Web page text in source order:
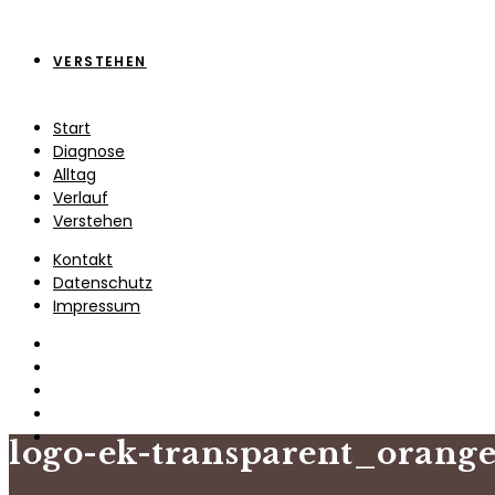
VERSTEHEN
Start
Diagnose
Alltag
Verlauf
Verstehen
Kontakt
Datenschutz
Impressum
logo-ek-